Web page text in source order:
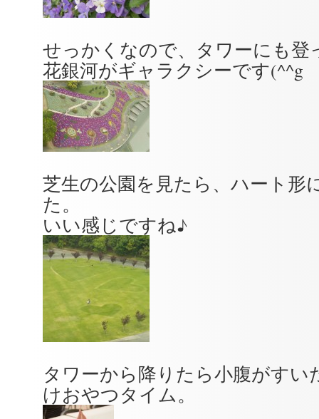
せっかくなので、タワーにも登
花銀河がギャラクシーです(^^g
芝生の公園を見たら、ハート形
た。
いい感じですね♪
タワーから降りたら小腹がすい
けおやつタイム。